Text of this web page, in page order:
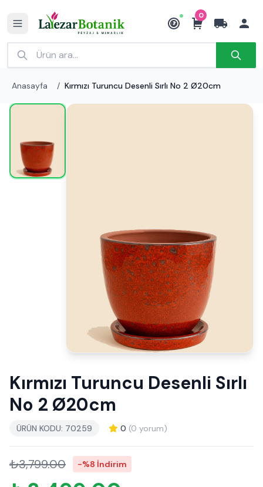
₺
0
Anasayfa / Kırmızı Turuncu Desenli Sırlı No 2 Ø20cm
Kırmızı Turuncu Desenli Sırlı
No 2 Ø20cm
ÜRÜN KODU: 70259 0 (0 yorum)
₺3,799.00 -%8 İndirim